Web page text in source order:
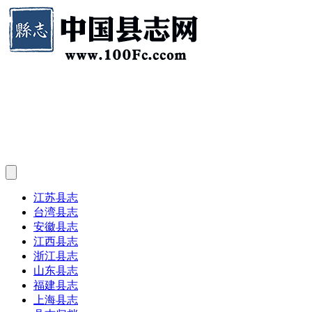
江苏县志
台湾县志
安徽县志
江西县志
浙江县志
山东县志
福建县志
上海县志